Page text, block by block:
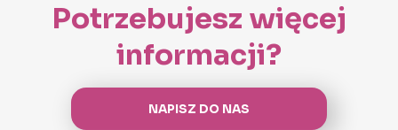
Potrzebujesz więcej
informacji?
NAPISZ DO NAS